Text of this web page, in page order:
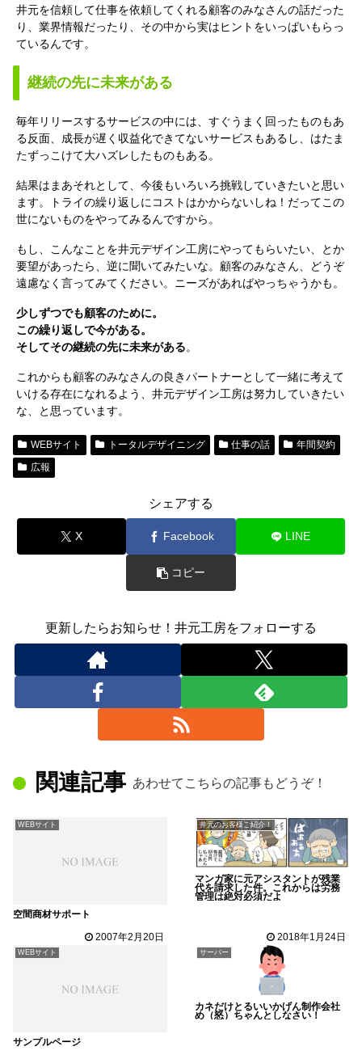
井元を信頼して仕事を依頼してくれる顧客のみなさんの話だった
り、業界情報だったり、その中から実はヒントをいっぱいもらっ
ているんです。
継続の先に未来がある
毎年リリースするサービスの中には、すぐうまく回ったものもあ
る反面、成長が遅く収益化できてないサービスもあるし、はたま
たずっこけて大ハズレしたものもある。
結果はまあそれとして、今後もいろいろ挑戦していきたいと思い
ます。トライの繰り返しにコストはかからないしね！だってこの
世にないものをやってみるんですから。
もし、こんなことを井元デザイン工房にやってもらいたい、とか
要望があったら、逆に聞いてみたいな。顧客のみなさん、どうぞ
遠慮なく言ってみてください。ニーズがあればやっちゃうかも。
少しずつでも顧客のために。
この繰り返しで今がある。
そしてその継続の先に未来がある。
これからも顧客のみなさんの良きパートナーとして一緒に考えて
いける存在になれるよう、井元デザイン工房は努力していきたい
な、と思っています。
WEBサイト トータルデザイニング 仕事の話
年間契約
広報
シェアする
X Facebook LINE
コピー
更新したらお知らせ！井元工房をフォローする
関連記事 あわせてこちらの記事もどうぞ！
WEBサイト
空間商材サポート
2007年2月20日
井元のお客様ご紹介！
マンガ家に元アシスタントが残業
代を請求した件。これからは労務
管理は絶対必須だよ
2018年1月24日
WEBサイト
サンプルページ
サーバー
カネだけとるいいかげん制作会社
め（怒）ちゃんとしなさい！